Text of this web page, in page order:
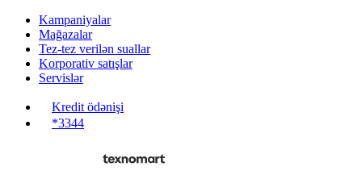
Kampaniyalar
Mağazalar
Tez-tez verilən suallar
Korporativ satışlar
Servislər
Kredit ödənişi
*3344